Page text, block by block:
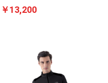
￥13,200